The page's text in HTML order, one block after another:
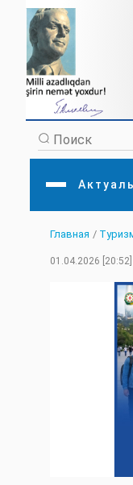
Главная
Актуальное
Экономика
Аналитика
Интервью
Главная /
01.04.2026 [20:52]